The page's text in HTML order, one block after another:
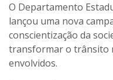
O Departamento
lançou uma nova
conscientização da
transformar o trânsito
envolvidos.